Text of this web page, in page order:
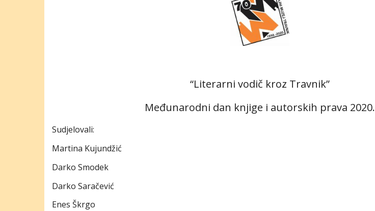
“Literarni vodič kroz Travnik”
Međunarodni dan knjige i autorskih prava 2020.
Sudjelovali:
Martina Kujundžić
Darko Smodek
Darko Saračević
Enes Škrgo